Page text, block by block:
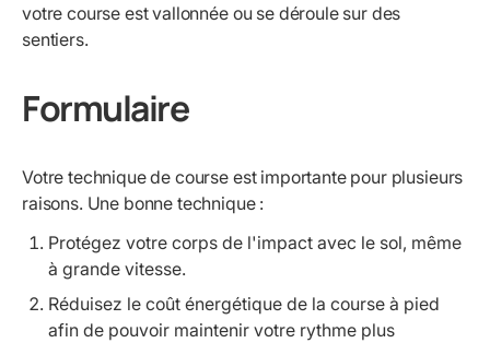
votre course est vallonnée ou se déroule sur des
sentiers.
Formulaire
Votre technique de course est importante pour plusieurs
raisons. Une bonne technique :
Protégez votre corps de l'impact avec le sol, même
à grande vitesse.
Réduisez le coût énergétique de la course à pied
afin de pouvoir maintenir votre rythme plus